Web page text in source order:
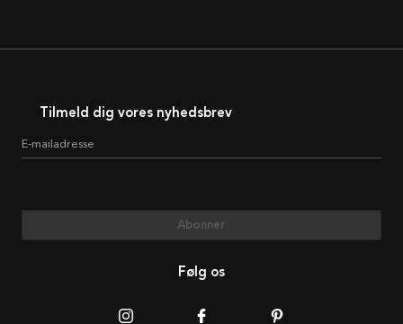
Tilmeld dig vores nyhedsbrev
E-mailadresse
Abonner
Følg os